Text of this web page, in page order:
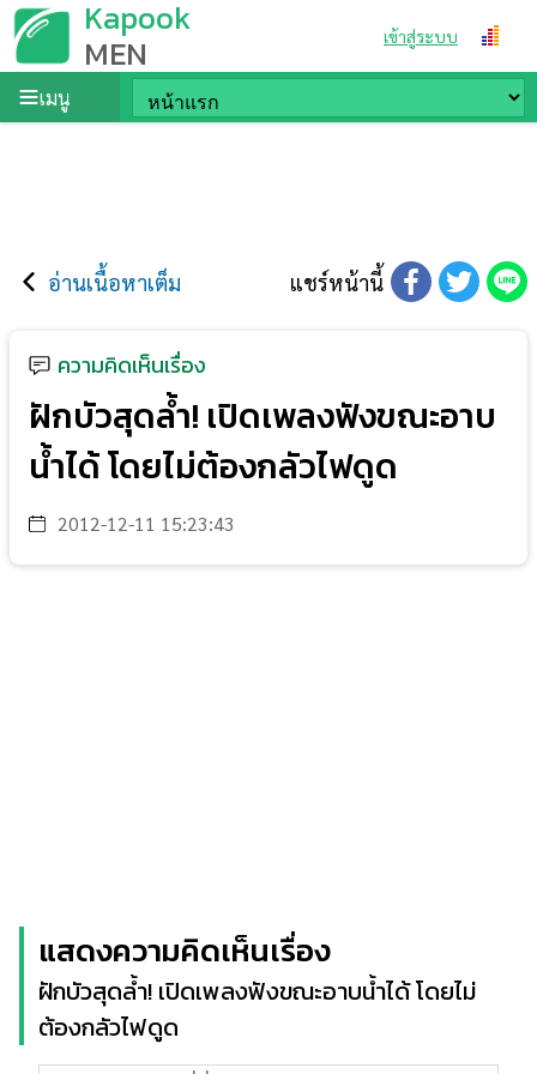
Kapook
MEN เข้าสู่ระบบ
เมนู
อ่านเนื้อหาเต็ม แชร์หน้านี้
ความคิดเห็นเรื่อง
ฝักบัวสุดล้ำ! เปิดเพลงฟังขณะอาบ
น้ำได้ โดยไม่ต้องกลัวไฟดูด
2012-12-11 15:23:43
แสดงความคิดเห็นเรื่อง
ฝักบัวสุดล้ำ! เปิดเพลงฟังขณะอาบน้ำได้ โดยไม่
ต้องกลัวไฟดูด